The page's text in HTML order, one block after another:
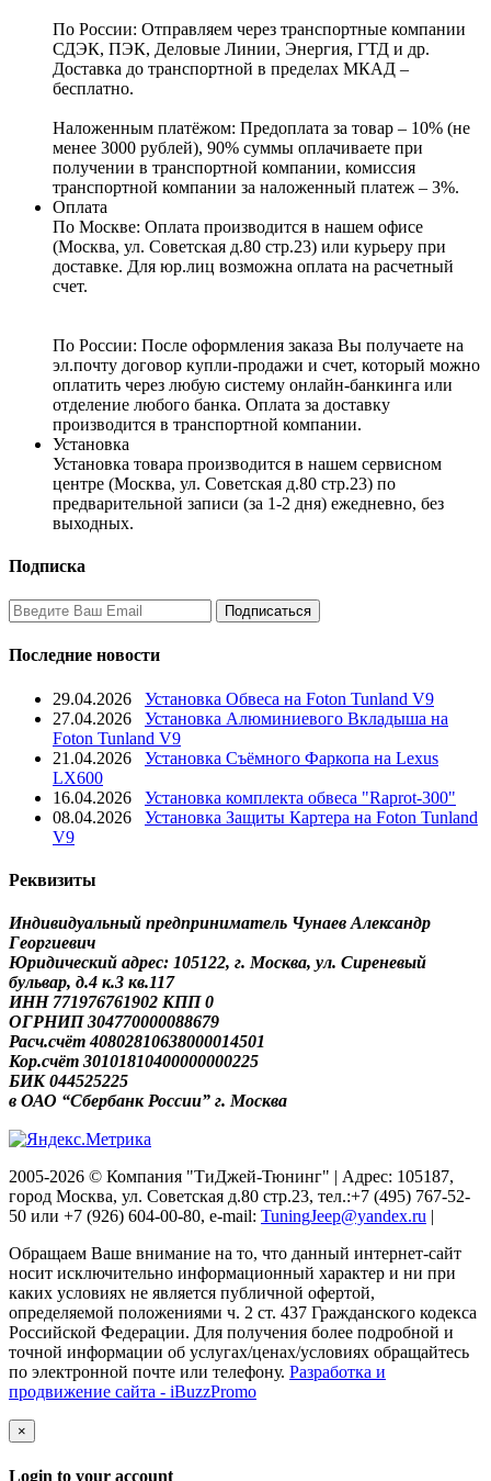
По России: Отправляем через транспортные компании
СДЭК, ПЭК, Деловые Линии, Энергия, ГТД и др.
Доставка до транспортной в пределах МКАД –
бесплатно.
Наложенным платёжом: Предоплата за товар – 10% (не
менее 3000 рублей), 90% суммы оплачиваете при
получении в транспортной компании, комиссия
транспортной компании за наложенный платеж – 3%.
Оплата
По Москве: Оплата производится в нашем офисе
(Москва, ул. Советская д.80 стр.23) или курьеру при
доставке. Для юр.лиц возможна оплата на расчетный
счет.
По России: После оформления заказа Вы получаете на
эл.почту договор купли-продажи и счет, который можно
оплатить через любую систему онлайн-банкинга или
отделение любого банка. Оплата за доставку
производится в транспортной компании.
Установка
Установка товара производится в нашем сервисном
центре (Москва, ул. Советская д.80 стр.23) по
предварительной записи (за 1-2 дня) ежедневно, без
выходных.
Подписка
Последние новости
29.04.2026
Установка Обвеса на Foton Tunland V9
27.04.2026
Установка Алюминиевого Вкладыша на
Foton Tunland V9
21.04.2026
Установка Съёмного Фаркопа на Lexus
LX600
16.04.2026
Установка комплекта обвеса "Raprot-300"
08.04.2026
Установка Защиты Картера на Foton Tunland
V9
Реквизиты
Индивидуальный предприниматель Чунаев Александр
Георгиевич
Юридический адрес: 105122, г. Москва, ул. Сиреневый
бульвар, д.4 к.3 кв.117
ИНН 771976761902 КПП 0
ОГРНИП 304770000088679
Расч.счёт 40802810638000014501
Кор.счёт 30101810400000000225
БИК 044525225
в ОАО “Сбербанк России” г. Москва
2005-2026 © Компания "ТиДжей-Тюнинг" | Адрес: 105187,
город Москва, ул. Советская д.80 стр.23, тел.:+7 (495) 767-52-
50 или +7 (926) 604-00-80, e-mail: TuningJeep@yandex.ru |
Обращаем Ваше внимание на то, что данный интернет-сайт
носит исключительно информационный характер и ни при
каких условиях не является публичной офертой,
определяемой положениями ч. 2 ст. 437 Гражданского кодекса
Российской Федерации. Для получения более подробной и
точной информации об услугах/ценах/условиях обращайтесь
по электронной почте или телефону. Разработка и
продвижение сайта - iBuzzPromo
×
Login to your account